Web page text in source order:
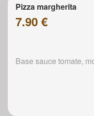
Pizza margherita
7.90 €
Base sauce tomate,